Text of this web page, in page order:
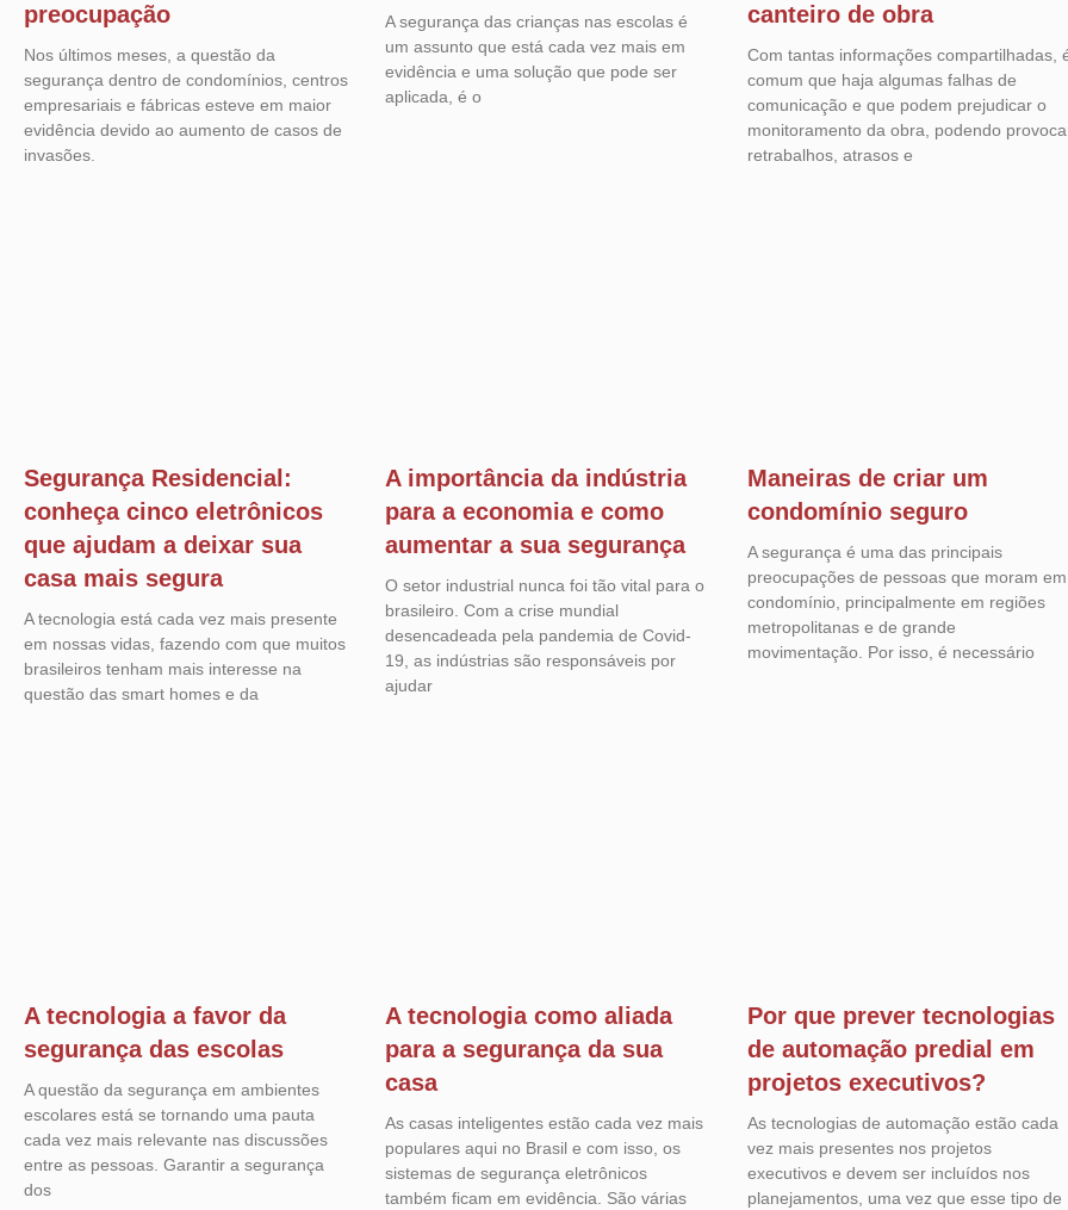
preocupação
Nos últimos meses, a questão da
segurança dentro de condomínios, centros
empresariais e fábricas esteve em maior
evidência devido ao aumento de casos de
invasões.
A segurança das crianças nas escolas é
um assunto que está cada vez mais em
evidência e uma solução que pode ser
aplicada, é o
canteiro de obra
Com tantas informações compartilhadas,
comum que haja algumas falhas de
comunicação e que podem prejudicar o
monitoramento da obra, podendo
retrabalhos, atrasos e
Segurança Residencial:
conheça cinco eletrônicos
que ajudam a deixar sua
casa mais segura
A tecnologia está cada vez mais presente
em nossas vidas, fazendo com que muitos
brasileiros tenham mais interesse na
questão das smart homes e da
A importância da indústria
para a economia e como
aumentar a sua segurança
O setor industrial nunca foi tão vital para o
brasileiro. Com a crise mundial
desencadeada pela pandemia de Covid-
19, as indústrias são responsáveis por
ajudar
Maneiras de criar um
condomínio seguro
A segurança é uma das principais
preocupações de pessoas que moram em
condomínio, principalmente em regiões
metropolitanas e de grande
movimentação. Por isso, é necessário
A tecnologia a favor da
segurança das escolas
A questão da segurança em ambientes
escolares está se tornando uma pauta
cada vez mais relevante nas discussões
entre as pessoas. Garantir a segurança
dos
A tecnologia como aliada
para a segurança da sua
casa
As casas inteligentes estão cada vez mais
populares aqui no Brasil e com isso, os
sistemas de segurança eletrônicos
também ficam em evidência. São várias
Por que prever tecnologias
de automação predial em
projetos executivos?
As tecnologias de automação estão cada
vez mais presentes nos projetos
executivos e devem ser incluídos nos
planejamentos, uma vez que esse tipo de